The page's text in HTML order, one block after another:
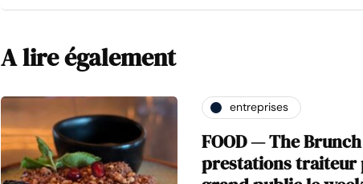
A lire également
entreprises
FOOD — The
prestations traiteur